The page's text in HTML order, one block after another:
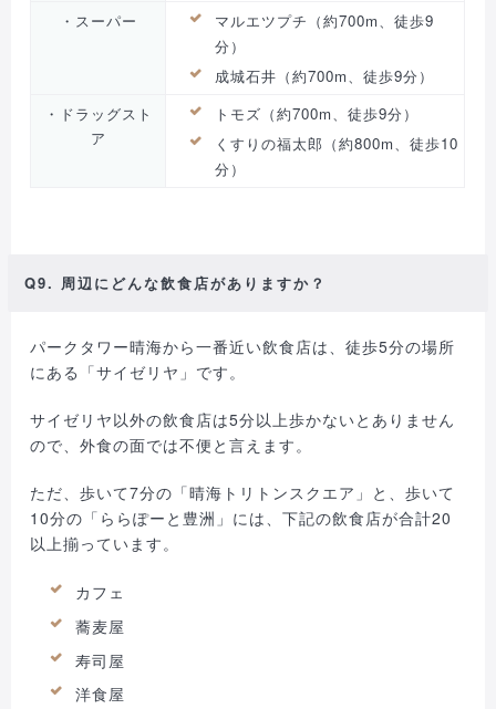
・スーパー
マルエツプチ（約700m、徒歩9
分）
成城石井（約700m、徒歩9分）
・ドラッグスト
ア
トモズ（約700m、徒歩9分）
くすりの福太郎（約800m、徒歩10
分）
Q9. 周辺にどんな飲食店がありますか？
パークタワー晴海から一番近い飲食店は、徒歩5分の場所
にある「サイゼリヤ」です。
サイゼリヤ以外の飲食店は5分以上歩かないとありません
ので、外食の面では不便と言えます。
ただ、歩いて7分の「晴海トリトンスクエア」と、歩いて
10分の「ららぽーと豊洲」には、下記の飲食店が合計20
以上揃っています。
カフェ
蕎麦屋
寿司屋
洋食屋